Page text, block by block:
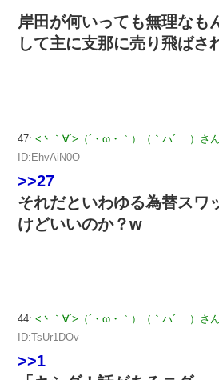
岸田が何いっても無理なも
して主に支那に売り飛ばさ
47: <丶｀∀´>（´・ω・｀）（｀ハ´ ）さん
ID:EhvAiN0O
>>27
それだといわゆる為替スワ
けどいいのか？w
44: <丶｀∀´>（´・ω・｀）（｀ハ´ ）さん
ID:TsUr1DOv
>>1